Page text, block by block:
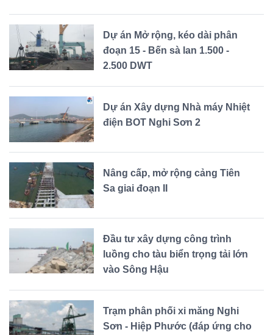
Dự án Mở rộng, kéo dài phân
đoạn 15 - Bến sà lan 1.500 -
2.500 DWT
Dự án Xây dựng Nhà máy Nhiệt
điện BOT Nghi Sơn 2
Nâng cấp, mở rộng cảng Tiên
Sa giai đoạn II
Đầu tư xây dựng công trình
luồng cho tàu biển trọng tải lớn
vào Sông Hậu
Trạm phân phối xi măng Nghi
Sơn - Hiệp Phước (đáp ứng cho